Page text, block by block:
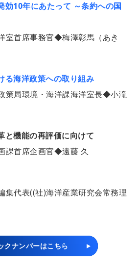
効10年にあたって ～条約への国
室首席事務官◆梅澤彰馬（あき
る海洋政策への取り組み
策局環境・海洋課海洋室長◆小滝
と機能の再評価に向けて
課首席企画官◆遠藤 久
集代表((社)海洋産業研究会常務理
クナンバーはこちら